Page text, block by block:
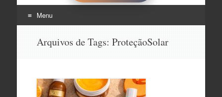
Menu
Arquivos de Tags: ProteçãoSolar